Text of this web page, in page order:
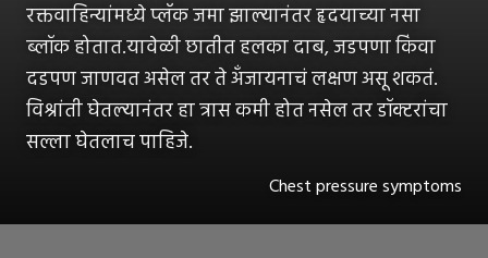
रक्तवाहिन्यांमध्ये प्लॅक जमा झाल्यानंतर हृदयाच्या नसा
ब्लॉक होतात.यावेळी छातीत हलका दाब, जडपणा किंवा
दडपण जाणवत असेल तर ते अँजायनाचं लक्षण असू शकतं.
विश्रांती घेतल्यानंतर हा त्रास कमी होत नसेल तर डॉक्टरांचा
सल्ला घेतलाच पाहिजे.
Chest pressure symptoms